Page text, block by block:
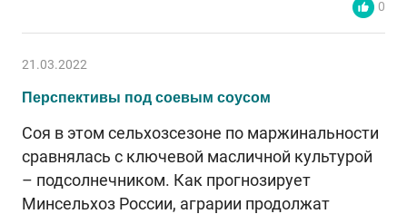
0
21.03.2022
Перспективы под соевым соусом
Соя в этом сельхозсезоне по маржинальности
сравнялась с ключевой масличной культурой
– подсолнечником. Как прогнозирует
Минсельхоз России, аграрии продолжат